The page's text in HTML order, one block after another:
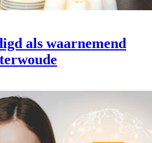
als waarnemend